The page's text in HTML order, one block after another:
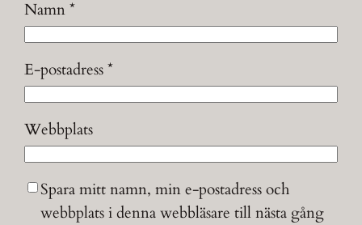
Namn*
E-postadress*
Webbplats
Spara mitt namn, min e-postadress och
webbplats i denna webbläsare till nästa gång